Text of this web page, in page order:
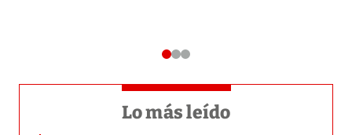
Lo más leído